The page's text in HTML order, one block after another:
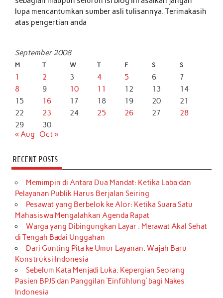
lupa mencantumkan sumber asli tulisannya. Terimakasih
atas pengertian anda
September 2008
M T W T F S S
1 2 3 4 5 6
7
8
9 10 11 12 13
14
15
16 17 18 19 20
21
22
23 24 25 26 27
28
29
30
« Aug
Oct »
RECENT POSTS
Memimpin di Antara Dua Mandat: Ketika Laba dan
Pelayanan Publik Harus Berjalan Seiring
Pesawat yang Berbelok ke Alor: Ketika Suara Satu
Mahasiswa Mengalahkan Agenda Rapat
Warga yang Dibingungkan Layar : Merawat Akal Sehat
di Tengah Badai Unggahan
Dari Gunting Pita ke Umur Layanan: Wajah Baru
Konstruksi Indonesia
Sebelum Kata Menjadi Luka: Kepergian Seorang
Pasien BPJS dan Panggilan ‘Einfühlung’ bagi Nakes
Indonesia